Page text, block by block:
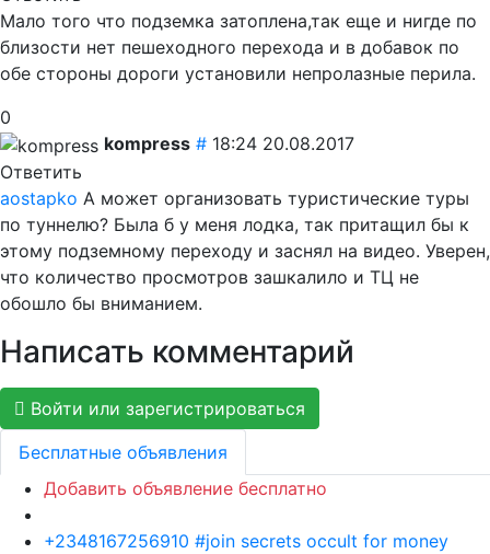
Мало того что подземка затоплена,так еще и нигде по
близости нет пешеходного перехода и в добавок по
обе стороны дороги установили непролазные перила.
0
kompress # 18:24 20.08.2017
Ответить
aostapko А может организовать туристические туры
по туннелю? Была б у меня лодка, так притащил бы к
этому подземному переходу и заснял на видео. Уверен,
что количество просмотров зашкалило и ТЦ не
обошло бы вниманием.
Написать комментарий
Войти или зарегистрироваться
Бесплатные объявления
Добавить объявление бесплатно
+2348167256910 #join secrets occult for money